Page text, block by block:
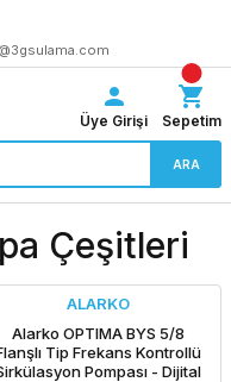
ARA
Üye Girişi Sepetim
Çeşitleri
ALARKO
Alarko OPTIMA BYS 5/8
Tip Frekans Kontrollü
Pompası - Dijital